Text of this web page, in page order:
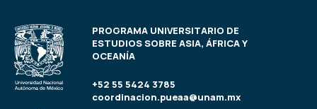
PROGRAMA UNIVERSITARIO DE
ESTUDIOS SOBRE ASIA, ÁFRICA Y
OCEANÍA
+52 55 5424 3785
coordinacion.pueaa@unam.mx